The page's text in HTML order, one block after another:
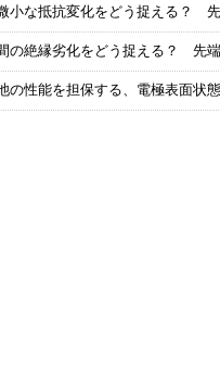
小な抵抗変化をどう捉える？
の絶縁劣化をどう捉える？ 先
の性能を担保する、電極表面状